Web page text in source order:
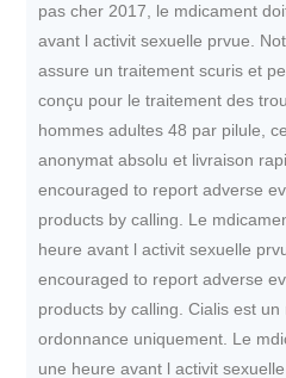
pas cher 2017, le mdicament
avant l activit sexuelle prvue.
assure un traitement scuris et
conçu pour le traitement des
hommes adultes 48 par pilule,
anonymat absolu et livraison
encouraged to report adverse
products by calling. Le
heure avant l activit sexuelle
encouraged to report adverse
products by calling. Cialis est
ordonnance uniquement. Le
une heure avant l activit sexuelle